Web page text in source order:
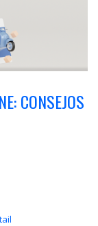
CONSEJOS